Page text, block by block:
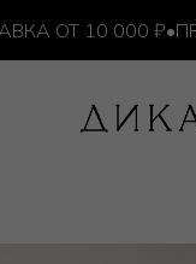
10 000 ₽•ПРИ